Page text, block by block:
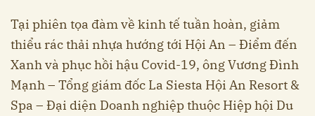
Tại phiên tọa đàm về kinh tế tuần hoàn, giảm
thiểu rác thải nhựa hướng tới Hội An – Điểm đến
Xanh và phục hồi hậu Covid-19, ông Vương Đình
Mạnh – Tổng giám đốc La Siesta Hội An Resort &
Spa – Đại diện Doanh nghiệp thuộc Hiệp hội Du